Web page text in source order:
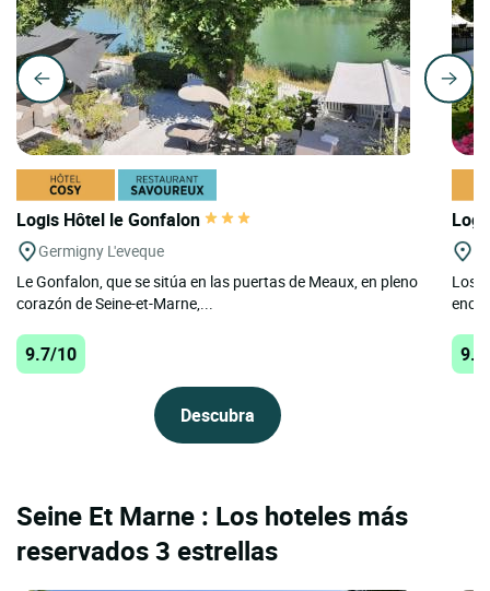
Logis Hôtel le Gonfalon
Germigny L'eveque
Le Gonfalon, que se sitúa en las puertas de Meaux, en pleno
corazón de Seine-et-Marne,...
9.7/10
Descubra
Los
Seine Et Marne : Los hoteles más
reservados 3 estrellas